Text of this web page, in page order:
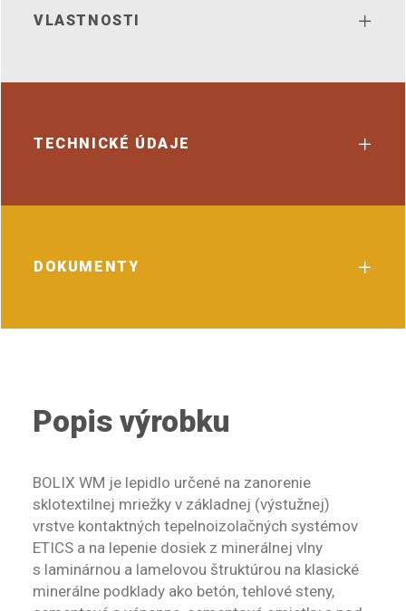
VLASTNOSTI
TECHNICKÉ ÚDAJE
DOKUMENTY
Popis výrobku
BOLIX WM je lepidlo určené na zanorenie
sklotextilnej mriežky v základnej (výstužnej)
vrstve kontaktných tepelnoizolačných systémov
ETICS a na lepenie dosiek z minerálnej vlny
s laminárnou a lamelovou štruktúrou na klasické
minerálne podklady ako betón, tehlové steny,